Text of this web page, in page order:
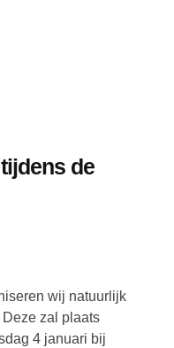
de
wij natuurlijk
zal plaats
4 januari bij